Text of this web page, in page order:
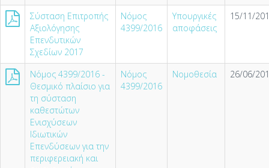
Σύσταση Επιτροπής
Αξιολόγησης
Επενδυτικών
Σχεδίων 2017
Νόμος
4399/2016
Υπουργικές
αποφάσεις
15/11/
Νόμος 4399/2016 -
Θεσμικό πλαίσιο για
τη σύσταση
καθεστώτων
Ενισχύσεων
Ιδιωτικών
Επενδύσεων για την
περιφερειακή και
Νόμος
4399/2016
Νομοθεσία 26/06/